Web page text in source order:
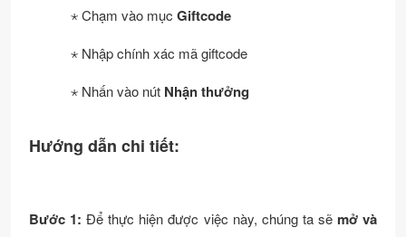
⋆ Chạm vào mục Giftcode
⋆ Nhập chính xác mã giftcode
⋆ Nhấn vào nút Nhận thưởng
Hướng dẫn chi tiết:
Bước 1: Để thực hiện được việc này, chúng ta sẽ mở và